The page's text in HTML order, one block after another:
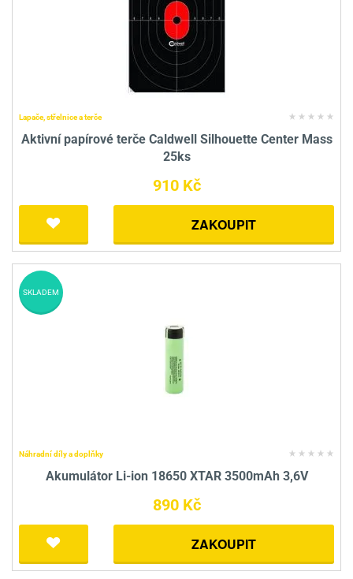
Lapače, střelnice a terče
Aktivní papírové terče Caldwell Silhouette Center Mass
25ks
910 Kč
ZAKOUPIT
Náhradní díly a doplňky
Akumulátor Li-ion 18650 XTAR 3500mAh 3,6V
890 Kč
ZAKOUPIT
SKLADEM